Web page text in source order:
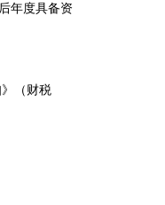
年度具备资
（财税